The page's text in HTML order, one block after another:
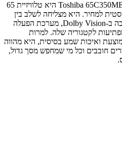
בקונסולות הדור הבא. לסיכום, ה-Toshiba 65C350ME היא טלוויזיית 65
למחיר. היא מצליחה לשלב בין
איכות תמונה טובה מאוד עם תמיכה ב-Dolby Vision, מערכת הפעלה
מפתיעות לקטגוריה שלה. למרות
ואיכות שמע בסיסית, היא מהווה
חובבים וכל מי שמחפש מסך גדול,